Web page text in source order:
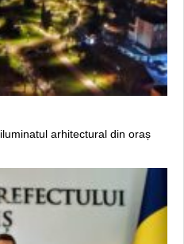
arhitectural din oraș